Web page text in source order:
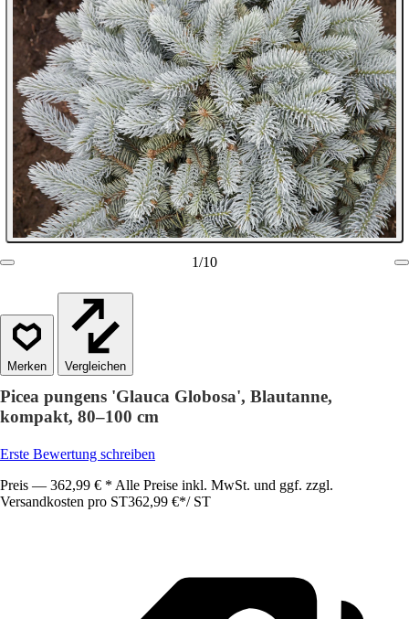
1/10
Vergleichen
Picea pungens 'Glauca Globosa', Blautanne,
kompakt, 80–100 cm
Erste Bewertung schreiben
Preis — 362,99 € * Alle Preise inkl. MwSt. und ggf. zzgl.
Versandkosten pro ST362,99 €*/ ST